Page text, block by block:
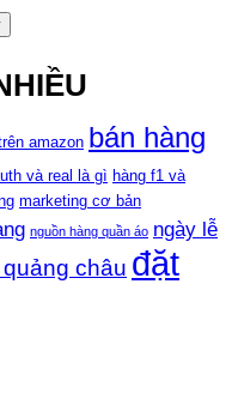
amazon bán hàng
và real là gì hàng f1 và
marketing cơ bản
nguồn hàng quần áo ngày lễ
châu đặt